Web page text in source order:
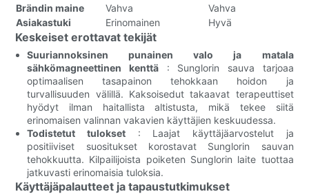
Brändin maine
Vahva Vahva
Asiakastuki
Erinomainen Hyvä
Keskeiset erottavat tekijät
Suuriannoksinen punainen valo ja matala
sähkömagneettinen kenttä: Sunglorin sauva tarjoaa
optimaalisen tasapainon tehokkaan hoidon ja
turvallisuuden välillä. Kaksoisedut takaavat terapeuttiset
hyödyt ilman haitallista altistusta, mikä tekee siitä
erinomaisen valinnan vakavien käyttäjien keskuudessa.
Todistetut tulokset: Laajat käyttäjäarvostelut ja
positiiviset suositukset korostavat Sunglorin sauvan
tehokkuutta. Kilpailijoista poiketen Sunglorin laite tuottaa
jatkuvasti erinomaisia ​​tuloksia.
Käyttäjäpalautteet ja tapaustutkimukset